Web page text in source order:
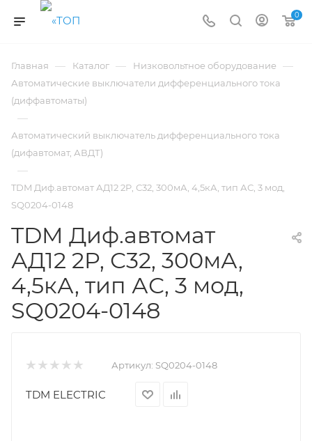
0
Главная — Каталог — Низковольтное оборудование —
Автоматические выключатели дифференциального тока
(диффавтоматы)
—
Автоматический выключатель дифференциального тока
(дифавтомат, АВДТ)
—
TDM Диф.автомат АД12 2P, С32, 300мА, 4,5кА, тип АС, 3 мод,
SQ0204-0148
TDM Диф.автомат
АД12 2P, С32, 300мА,
4,5кА, тип АС, 3 мод,
SQ0204-0148
Артикул: SQ0204-0148
TDM ELECTRIC